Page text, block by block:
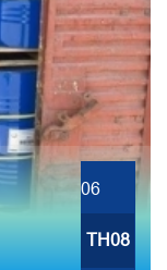
06
TH08